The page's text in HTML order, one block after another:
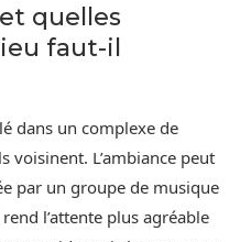
quelles
faut-il
dans un complexe de
voisinent. L’ambiance peut
par un groupe de musique
l’attente plus agréable